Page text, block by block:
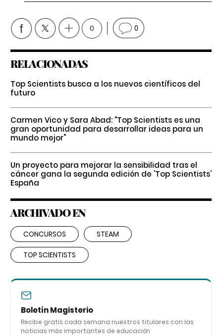
0 0
RELACIONADAS
Top Scientists busca a los nuevos científicos del
futuro
Carmen Vico y Sara Abad: “Top Scientists es una
gran oportunidad para desarrollar ideas para un
mundo mejor"
Un proyecto para mejorar la sensibilidad tras el
cáncer gana la segunda edición de 'Top Scientists'
España
ARCHIVADO EN
CONCURSOS STEAM
TOP SCIENTISTS
Boletín Magisterio
Recibe gratis cada semana nuestros titulares con las
noticias más importantes de educación